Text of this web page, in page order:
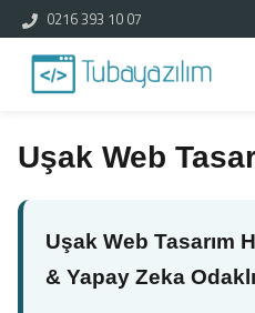
0216 393 10 07
Uşak Web
Uşak Web Tasarım
& Yapay Zeka